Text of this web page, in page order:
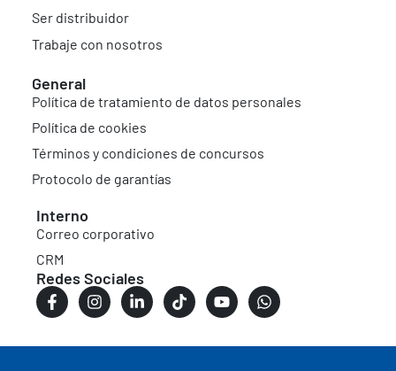
Ser distribuidor
Trabaje con nosotros
General
Política de tratamiento de datos personales
Política de cookies
Términos y condiciones de concursos
Protocolo de garantías
Interno
Correo corporativo
CRM
Redes Sociales